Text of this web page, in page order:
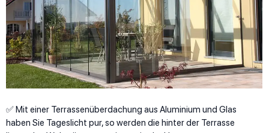
✅ Mit einer Terrassenüberdachung aus Aluminium und Glas
haben Sie Tageslicht pur, so werden die hinter der Terrasse